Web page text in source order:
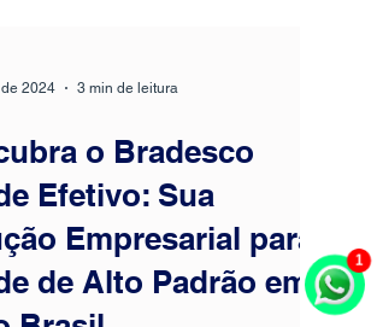
Olá! Estamos aqui para te
ajudar.
1
opção da Bradesco
para Mato Grosso
Grosso do Sul
Pantanal: Foco na economia,
qualidade O "Plano Efetivo
, oferecido pela Bradesco Saúde,
uma solução de cuidados de